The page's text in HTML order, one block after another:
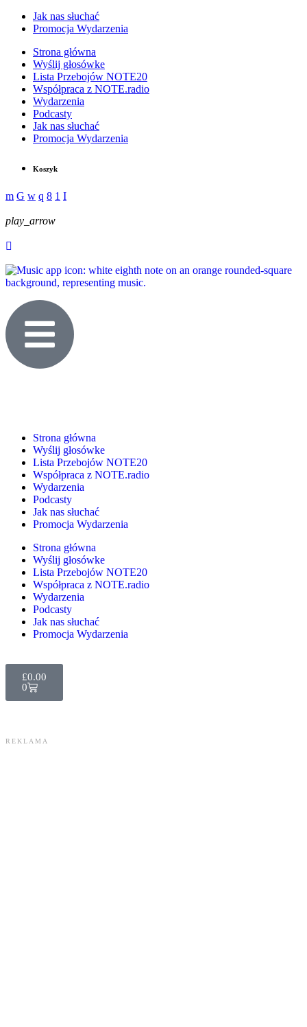
Jak nas słuchać
Promocja Wydarzenia
Strona główna
Wyślij głosówke
Lista Przebojów NOTE20
Współpraca z NOTE.radio
Wydarzenia
Podcasty
Jak nas słuchać
Promocja Wydarzenia
Koszyk
play_arrow
Strona główna
Wyślij głosówke
Lista Przebojów NOTE20
Współpraca z NOTE.radio
Wydarzenia
Podcasty
Jak nas słuchać
Promocja Wydarzenia
Strona główna
Wyślij głosówke
Lista Przebojów NOTE20
Współpraca z NOTE.radio
Wydarzenia
Podcasty
Jak nas słuchać
Promocja Wydarzenia
£0.00
0